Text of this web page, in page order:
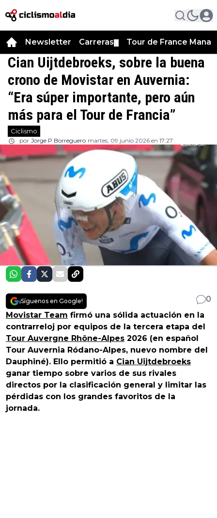
Newsletter Carreras Tour de France
Cian Uijtdebroeks, sobre la buena
crono de Movistar en Auvernia:
“Era súper importante, pero aún
más para el Tour de Francia”
Ciclismo
por Jorge P Borreguero martes, 09 junio 2026 en 17:27
¡Síguenos en Google!
0
Movistar Team firmó una sólida actuación en la
contrarreloj por equipos de la tercera etapa del
Tour Auvergne Rhône-Alpes 2026 (en español
Tour Auvernia Ródano-Alpes, nuevo nombre del
Dauphiné). Ello permitió a Cian Uijtdebroeks
ganar tiempo sobre varios de sus rivales
directos por la clasificación general y limitar las
pérdidas con los grandes favoritos de la
jornada.